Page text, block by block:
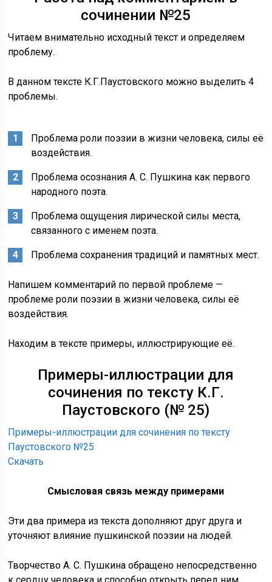
сочинении №25
Читаем внимательно исходный текст и определяем
проблему.
В данном тексте К.Г.Паустовского можно выделить 4
проблемы.
Проблема роли поэзии в жизни человека, силы её
воздействия.
Проблема осознания А. С. Пушкина как первого
народного поэта.
Проблема ощущения лирической силы места,
связанного с именем поэта.
Проблема сохранения традиций и памятных мест.
Напишем комментарий по первой проблеме —
проблеме роли поэзии в жизни человека, силы её
воздействия.
Находим в тексте примеры, иллюстрирующие её.
Примеры-иллюстрации для
сочинения по тексту К.Г.
Паустовского (№ 25)
Примеры-иллюстрации для сочинения по тексту
Паустовского №25
Скачать
Смысловая связь между примерами
Эти два примера из текста дополняют друг друга и
уточняют влияние пушкинской поэзии на людей.
Творчество А. С. Пушкина обращено непосредственно